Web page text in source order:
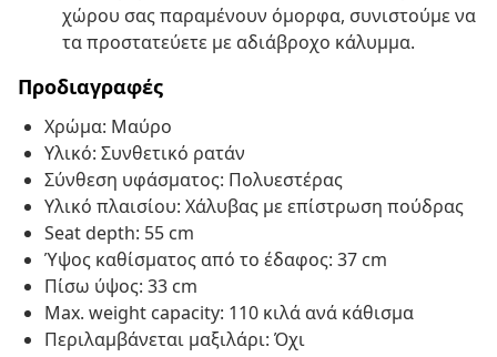
χώρου σας παραμένουν όμορφα, συνιστούμε να
τα προστατεύετε με αδιάβροχο κάλυμμα.
Προδιαγραφές
Χρώμα: Μαύρο
Υλικό: Συνθετικό ρατάν
Σύνθεση υφάσματος: Πολυεστέρας
Υλικό πλαισίου: Χάλυβας με επίστρωση πούδρας
Seat depth: 55 cm
Ύψος καθίσματος από το έδαφος: 37 cm
Πίσω ύψος: 33 cm
Max. weight capacity: 110 κιλά ανά κάθισμα
Περιλαμβάνεται μαξιλάρι: Όχι